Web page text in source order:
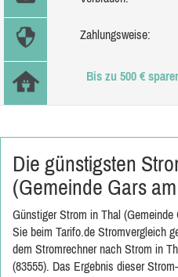
Zahlungsweise:
Bis zu 500 €
Die günstigsten
(Gemeinde Gars
Günstiger Strom in Thal
Sie beim Tarifo.de Stromvergleich
dem Stromrechner nach Strom in
(83555). Das Ergebnis dieser